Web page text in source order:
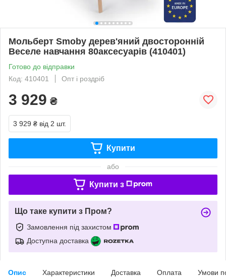
Мольберт Smoby дерев'яний двосторонній
Веселе навчання 80аксесуарів (410401)
Готово до відправки
Код: 410401
Опт і роздріб
3 929 ₴
3 929 ₴ від 2 шт.
Купити
або
Купити з
Що таке купити з Пром?
Замовлення під захистом
Доступна доставка
Опис Характеристики Доставка Оплата Умови